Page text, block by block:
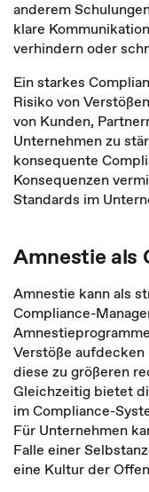
anderem
klare
verhindern oder
Ein starkes
Risiko von
von Kunden,
Unternehmen zu
konsequente
Konsequenzen
Standards im
Amnestie als
Amnestie kann als
Compliance-
Verstöße
diese zu größeren
Gleichzeitig bietet
im Compliance-
Für Unternehmen
Falle einer
eine Kultur der